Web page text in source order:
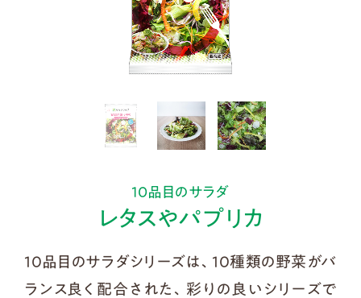
10品目のサラダ
レタスやパプリカ
10品目のサラダシリーズは、10種類の野菜がバ
ランス良く配合された、彩りの良いシリーズで